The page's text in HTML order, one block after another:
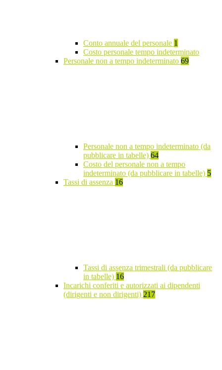
Conto annuale del personale 1
Costo personale tempo indeterminato
Personale non a tempo indeterminato 69
Personale non a tempo indeterminato (da
pubblicare in tabelle) 64
Costo del personale non a tempo
indeterminato (da pubblicare in tabelle) 5
Tassi di assenza 16
Tassi di assenza trimestrali (da pubblicare
in tabelle) 16
Incarichi conferiti e autorizzati ai dipendenti
(dirigenti e non dirigenti) 217